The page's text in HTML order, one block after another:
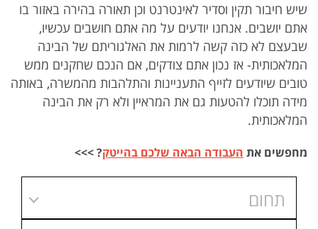
שיש חיבור תקין וסדיר לאינטרנט וכן תאורה בהירה באזור בו
אתם יושבים. אנחנו יודעים על מה אתם חושבים עכשיו,
שבעצם לא כזה קשה לרמות את האלגוריתם של הבינה
המלאכותית- אז נכון אתם צודקים, אם הנכם שחקנים ממש
טובים שיודעים לזייף התעניינות והתלהבות מהמשרה, באותה
מידה תוכלו להטעות גם את המראיין ולא רק את הבינה
המלאכותית.
מחפשים את העבודה הבאה שלכם בהייטק? >>>
תחום